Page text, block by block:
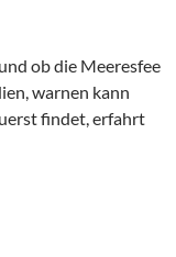
ob die Meeresfee
warnen kann
findet, erfahrt